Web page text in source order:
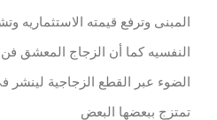
المبنى وترفع قيمته الاستثماريه
النفسيه كما أن ‏الزجاج المعشق
الضوء عبر القطع الزجاجية لينشر
تمتزج ببعضها البعض